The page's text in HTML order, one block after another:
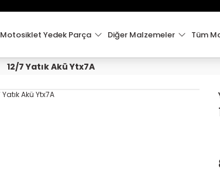
2000 TL VE ÜZERİ KARGO ÜCRETSİZ !
Motosiklet Yedek Parça Diğer Malzemeler Tüm
12/7 Yatık Akü Ytx7A